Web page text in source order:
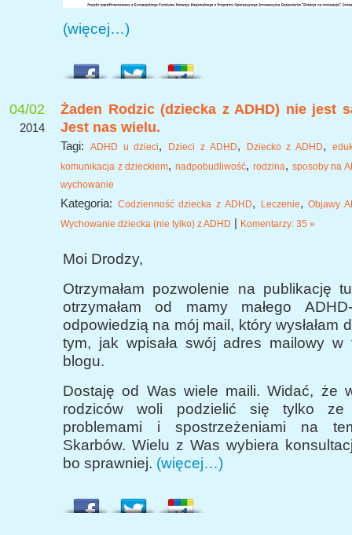
(więcej…)
04/02
2014
Żaden Rodzic (dziecka z ADHD) nie jest
Jest nas wielu.
Tagi: ADHD u dzieci, Dzieci z ADHD, Dziecko z ADHD,
komunikacja z dzieckiem,nadpobudliwość, rodzina, sposoby na
wychowanie
Kategoria: Codzienność dziecka z ADHD, Leczenie,Objawy
Wychowanie dziecka (nie tylko) z ADHD | Komentarzy: 35 »
Moi Drodzy,
Otrzymałam pozwolenie na publikację
otrzymałam od mamy małego
odpowiedzią na mój mail, który wysłałam
tym, jak wpisała swój adres mailowy w
blogu.
Dostaję od Was wiele maili. Widać, że
rodziców woli podzielić się tylko ze
problemami i spostrzeżeniami na
Skarbów. Wielu z Was wybiera
bo sprawniej. (więcej…)